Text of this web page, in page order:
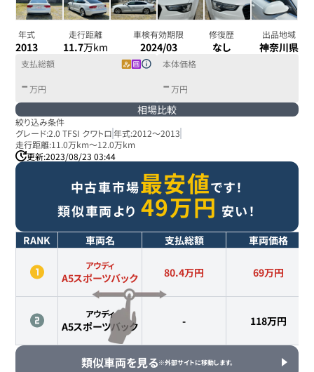
年式
2013
走行距離
11.7万km
車検有効期限
2024/03
修復歴
なし
出品地域
神奈川県
支払総額
- 万円
本体価格
- 万円
相場比較
絞り込み条件
グレード:2.0 TFSI クワトロ 年式:2012～2013
走行距離:11.0万km～12.0万km
更新:2023/08/23 03:44
中古車市場最安値です！
類似車両より 49万円 安い！
RANK 車両名 支払総額 車両価格
アウディ
A5スポーツバック 80.4万円 69万円
アウディ
A5スポーツバック - 118万円
類似車両を見る※外部サイトに移動します。